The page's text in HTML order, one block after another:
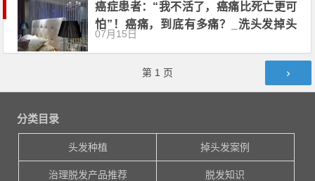
癌症患者：“我不活了，癌痛比死亡更可
怕”！癌痛，到底有多痛？_洗头发掉头
发怎么办
07月15日
第 1 页
分类目录
头发种植 掉头发案例
治理脱发产品推荐 脱发知识